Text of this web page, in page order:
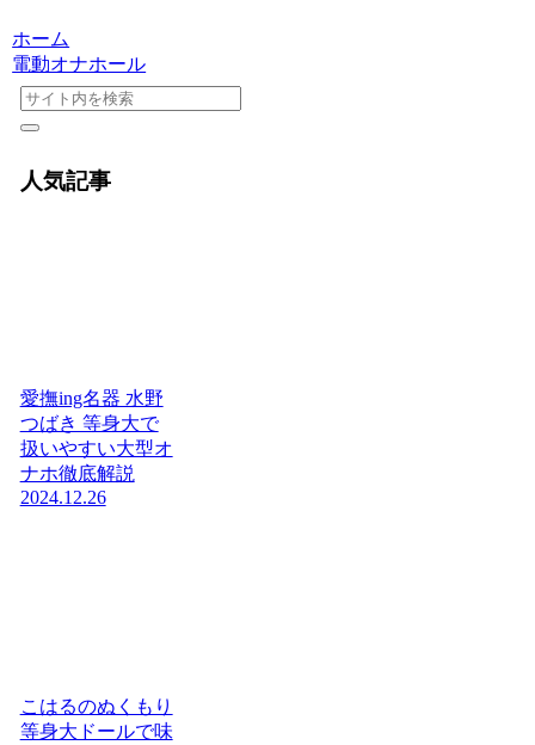
ホーム
電動オナホール
人気記事
愛撫ing名器 水野
つばき 等身大で
扱いやすい大型オ
ナホ徹底解説
2024.12.26
こはるのぬくもり
等身大ドールで味